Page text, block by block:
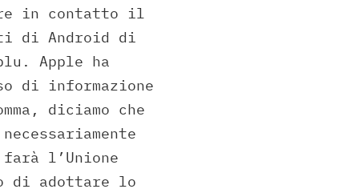
in contatto il
di Android di
Apple ha
di informazione
diciamo che
l’Unione
di adottare lo